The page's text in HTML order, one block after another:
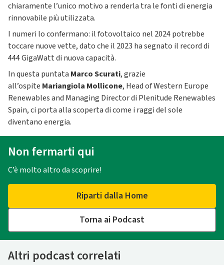
chiaramente l’unico motivo a renderla tra le fonti di energia
rinnovabile più utilizzata.
I numeri lo confermano: il fotovoltaico nel 2024 potrebbe
toccare nuove vette, dato che il 2023 ha segnato il record di
444 GigaWatt di nuova capacità.
In questa puntata Marco Scurati, grazie
all’ospite Mariangiola Mollicone, Head of Western Europe
Renewables and Managing Director di Plenitude Renewables
Spain, ci porta alla scoperta di come i raggi del sole
diventano energia.
Non fermarti qui
C’è molto altro da scoprire!
Riparti dalla Home
Torna ai Podcast
Altri podcast correlati